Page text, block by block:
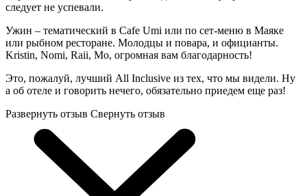
следует не успевали.
Ужин – тематический в Cafe Umi или по сет-меню в Маяке
или рыбном ресторане. Молодцы и повара, и официанты.
Kristin, Nomi, Raii, Mo, огромная вам благодарность!
Это, пожалуй, лучший All Inclusive из тех, что мы видели. Ну
а об отеле и говорить нечего, обязательно приедем еще раз!
Развернуть отзыв Свернуть отзыв